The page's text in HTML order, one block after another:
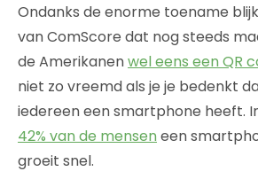
Ondanks de enorme toename
van ComScore dat nog steeds
de Amerikanenwel eens een QR
niet zo vreemd als je je bedenkt
iedereen een smartphone heeft.
42% van de mensen een
groeit snel.